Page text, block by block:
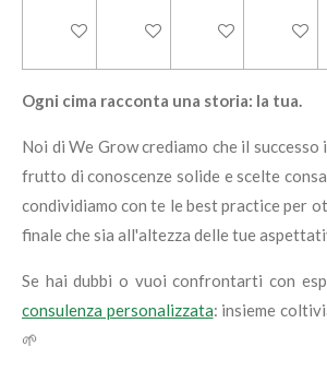
Aggiungi al carrelloAggiungi al carrelloAggiungi al carrello
Ogni cima racconta una storia: la tua.
Noi di We Grow crediamo che il
frutto di conoscenze solide e scelte
condividiamo con te le best practice per
finale che sia all'altezza delle tue
Se hai dubbi o vuoi confrontarti con
consulenza personalizzata: insieme
🌱